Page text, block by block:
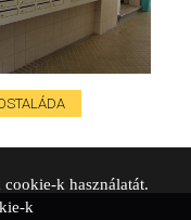
k használatát.
k